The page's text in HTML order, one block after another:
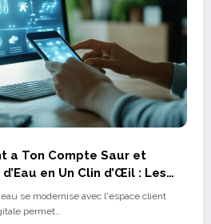
a Ton Compte Saur et
en Un Clin d’Œil : Les
se modernise avec l'espace client
permet…